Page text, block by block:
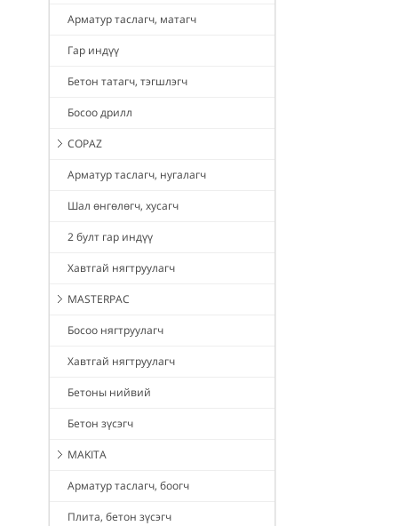
Арматур таслагч, матагч
Гар индүү
Бетон татагч, тэгшлэгч
Босоо дрилл
COPAZ
Арматур таслагч, нугалагч
Шал өнгөлөгч, хусагч
2 булт гар индүү
Хавтгай нягтруулагч
MASTERPAC
Босоо нягтруулагч
Хавтгай нягтруулагч
Бетоны нийвий
Бетон зүсэгч
MAKITA
Арматур таслагч, боогч
Плита, бетон зүсэгч